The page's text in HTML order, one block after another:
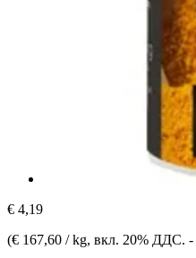
€ 4,19
(€ 167,60 / kg, вкл. 20% ДДС. -